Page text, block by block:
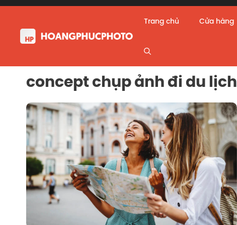
Skip
content
Trang chủ Cửa hàng
concept chụp ảnh đi du lịch